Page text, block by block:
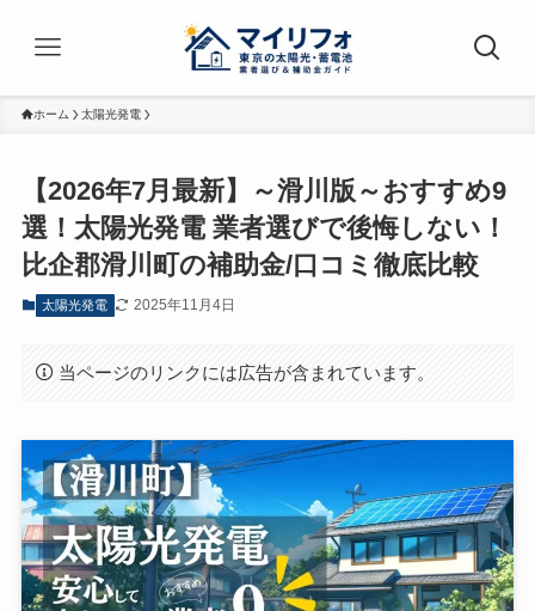
ホーム 太陽光発電
【2026年7月最新】～滑川版～おすすめ9
選！太陽光発電 業者選びで後悔しない！
比企郡滑川町の補助金/口コミ徹底比較
太陽光発電 2025年11月4日
当ページのリンクには広告が含まれています。